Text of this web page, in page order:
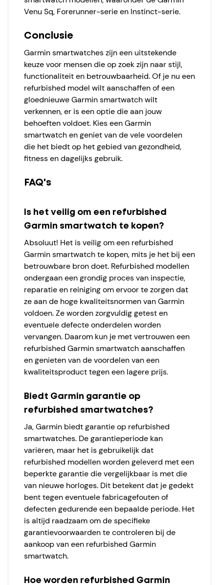
Venu Sq, Forerunner-serie en Instinct-serie.
Conclusie
Garmin smartwatches zijn een uitstekende
keuze voor mensen die op zoek zijn naar stijl,
functionaliteit en betrouwbaarheid. Of je nu een
refurbished model wilt aanschaffen of een
gloednieuwe Garmin smartwatch wilt
verkennen, er is een optie die aan jouw
behoeften voldoet. Kies een Garmin
smartwatch en geniet van de vele voordelen
die het biedt op het gebied van gezondheid,
fitness en dagelijks gebruik.
FAQ's
Is het veilig om een refurbished
Garmin smartwatch te kopen?
Absoluut! Het is veilig om een refurbished
Garmin smartwatch te kopen, mits je het bij een
betrouwbare bron doet. Refurbished modellen
ondergaan een grondig proces van inspectie,
reparatie en reiniging om ervoor te zorgen dat
ze aan de hoge kwaliteitsnormen van Garmin
voldoen. Ze worden zorgvuldig getest en
eventuele defecte onderdelen worden
vervangen. Daarom kun je met vertrouwen een
refurbished Garmin smartwatch aanschaffen
en genieten van de voordelen van een
kwaliteitsproduct tegen een lagere prijs.
Biedt Garmin garantie op
refurbished smartwatches?
Ja, Garmin biedt garantie op refurbished
smartwatches. De garantieperiode kan
variëren, maar het is gebruikelijk dat
refurbished modellen worden geleverd met een
beperkte garantie die vergelijkbaar is met die
van nieuwe horloges. Dit betekent dat je gedekt
bent tegen eventuele fabricagefouten of
defecten gedurende een bepaalde periode. Het
is altijd raadzaam om de specifieke
garantievoorwaarden te controleren bij de
aankoop van een refurbished Garmin
smartwatch.
Hoe worden refurbished Garmin